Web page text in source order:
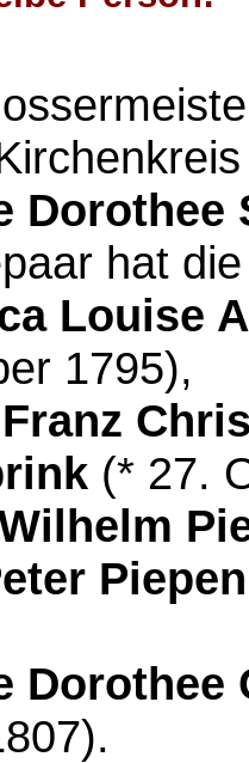
Dorothee
hat
Louise
1795),
(* 27.
Dorothee